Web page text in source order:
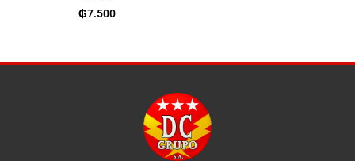
₲7.500